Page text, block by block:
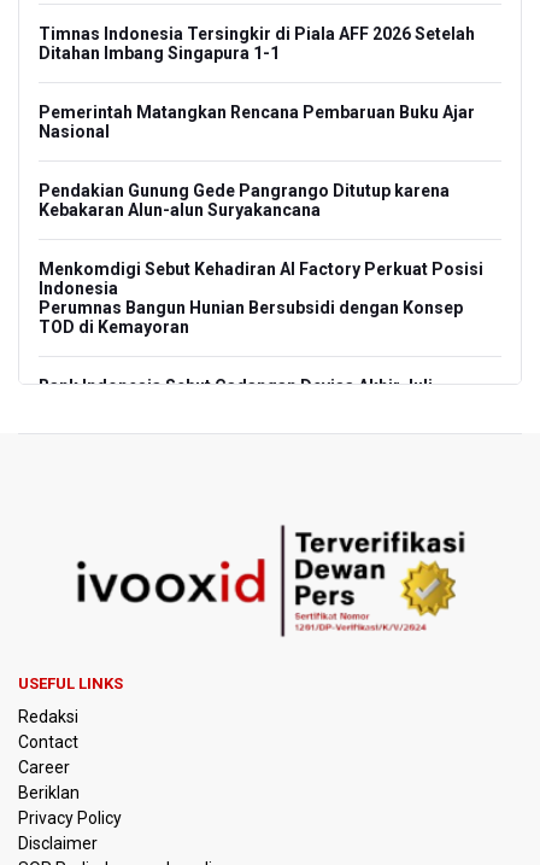
Timnas Indonesia Tersingkir di Piala AFF 2026 Setelah
Ditahan Imbang Singapura 1-1
Pemerintah Matangkan Rencana Pembaruan Buku Ajar
Nasional
Pendakian Gunung Gede Pangrango Ditutup karena
Kebakaran Alun-alun Suryakancana
Menkomdigi Sebut Kehadiran AI Factory Perkuat Posisi
Indonesia
Perumnas Bangun Hunian Bersubsidi dengan Konsep
TOD di Kemayoran
Bank Indonesia Sebut Cadangan Devisa Akhir Juli
Terkait Temuan 995 Pucuk Senjata, Yayasan Sekolah: Tak
Ada Ekskul Menembak
KPK Terima Permintaan Kejaksaan Agung Periksa Febrie
Jalan Tol Trans-Jawa
BRIN Kembangkan Teknologi Modifikasi Cuaca hingga
Desalinasi Air Laut Menghadapi Ancaman El Nino
KPK Minta Bambang Rudijanto Tanoesoedibjo Kooperatif,
USEFUL LINKS
Redaksi
Contact
Career
Beriklan
Privacy Policy
Disclaimer